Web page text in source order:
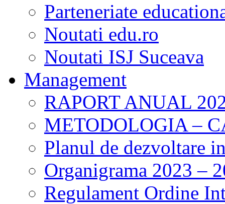
Parteneriate
Noutati edu.ro
Noutati ISJ Suceava
Management
RAPORT ANUAL
METODOLOGIA –
Planul de dezvoltare
Organigrama 2023 –
Regulament Ordine